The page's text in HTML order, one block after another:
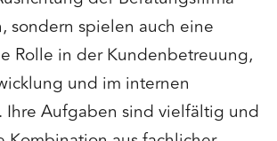
sondern spielen auch eine
Rolle in der Kundenbetreuung,
und im internen
Ihre Aufgaben sind vielfältig und